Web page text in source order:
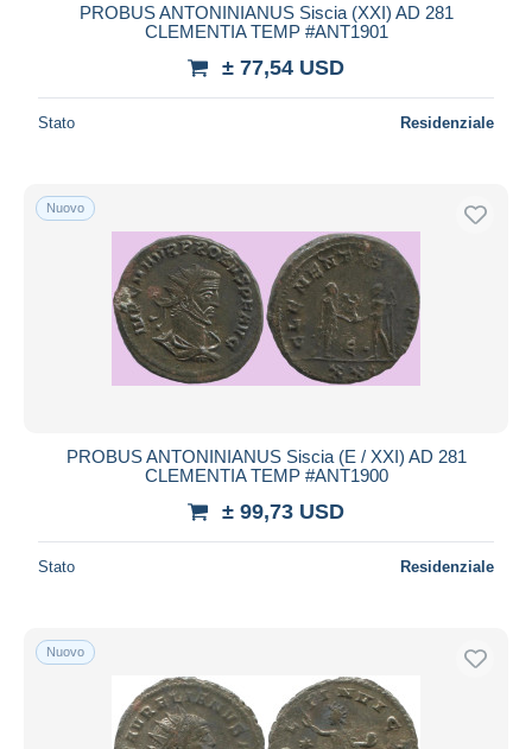
PROBUS ANTONINIANUS Siscia (XXI) AD 281
CLEMENTIA TEMP #ANT1901
± 77,54 USD
Stato Residenziale
Nuovo
PROBUS ANTONINIANUS Siscia (E / XXI) AD 281
CLEMENTIA TEMP #ANT1900
± 99,73 USD
Stato Residenziale
Nuovo